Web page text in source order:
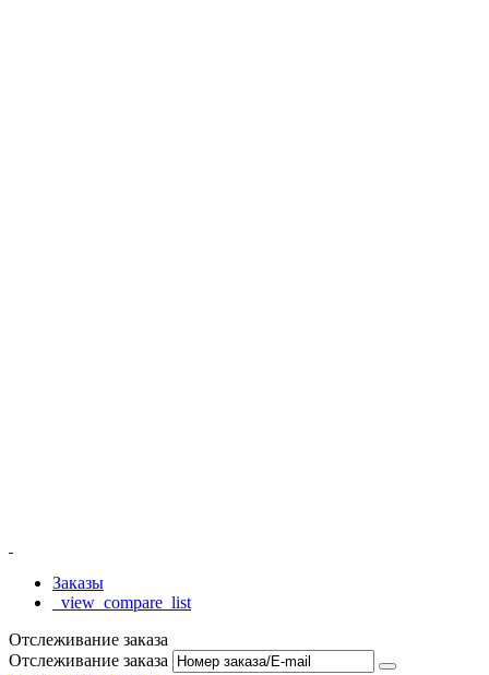
Заказы
_view_compare_list
Отслеживание заказа
Отслеживание заказа